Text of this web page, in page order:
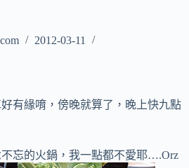
2012-03-11
有緣唷，傍晚就算了，晚上快九點
忘的火鍋，我一點都不愛耶….Orz